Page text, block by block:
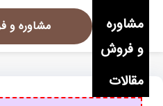
مشاوره
و فروش
مقالات
مشاوره و